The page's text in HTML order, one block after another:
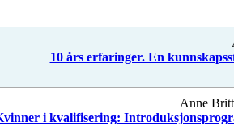
10 års erfaringer. En
Anne
i kvalifisering: